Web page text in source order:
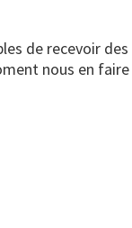
de recevoir
nous en